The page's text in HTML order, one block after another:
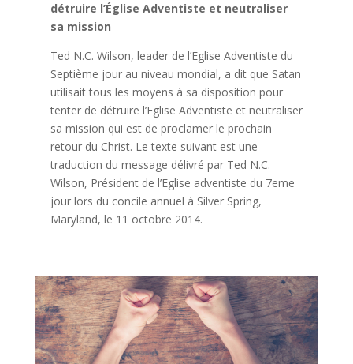
détruire l’Église Adventiste et neutraliser
sa mission
Ted N.C. Wilson, leader de l’Eglise Adventiste du
Septième jour au niveau mondial, a dit que Satan
utilisait tous les moyens à sa disposition pour
tenter de détruire l’Eglise Adventiste et neutraliser
sa mission qui est de proclamer le prochain
retour du Christ. Le texte suivant est une
traduction du message délivré par Ted N.C.
Wilson, Président de l’Eglise adventiste du 7eme
jour lors du concile annuel à Silver Spring,
Maryland, le 11 octobre 2014.